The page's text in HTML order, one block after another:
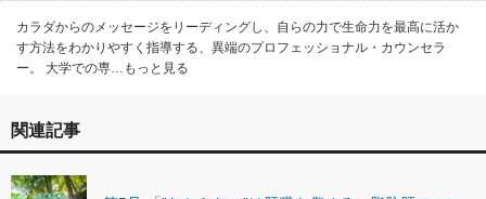
カラダからのメッセージをリーディングし、自らの力で生命力を最高に活か
す方法をわかりやすく指導する、異端のプロフェッショナル・カウンセラ
ー。 大学での専…もっと見る
関連記事